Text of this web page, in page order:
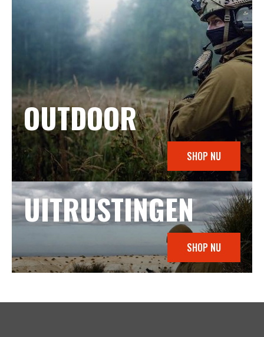
OUTDOOR
SHOP NU
UITRUSTINGEN
SHOP NU